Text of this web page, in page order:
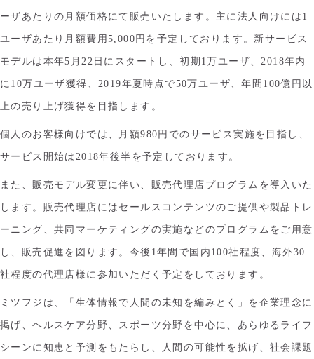
ーザあたりの月額価格にて販売いたします。主に法人向けには1
ユーザあたり月額費用5,000円を予定しております。新サービス
モデルは本年5月22日にスタートし、初期1万ユーザ、2018年内
に10万ユーザ獲得、2019年夏時点で50万ユーザ、年間100億円以
上の売り上げ獲得を目指します。
個人のお客様向けでは、月額980円でのサービス実施を目指し、
サービス開始は2018年後半を予定しております。
また、販売モデル変更に伴い、販売代理店プログラムを導入いた
します。販売代理店にはセールスコンテンツのご提供や製品トレ
ーニング、共同マーケティングの実施などのプログラムをご用意
し、販売促進を図ります。今後1年間で国内100社程度、海外30
社程度の代理店様に参加いただく予定をしております。
ミツフジは、「生体情報で人間の未知を編みとく」を企業理念に
掲げ、ヘルスケア分野、スポーツ分野を中心に、あらゆるライフ
シーンに知恵と予測をもたらし、人間の可能性を拡げ、社会課題